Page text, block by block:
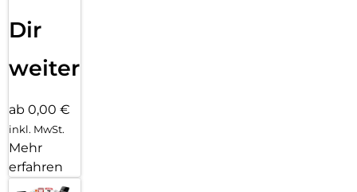
Dir
weiter
ab 0,00 €
inkl. MwSt.
Mehr
erfahren